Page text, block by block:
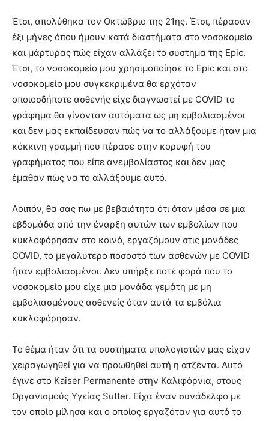
Έτσι, απολύθηκα τον Οκτώβριο της 21ης. Έτσι, πέρασαν
έξι μήνες όπου ήμουν κατά διαστήματα στο νοσοκομείο
και μάρτυρας πώς είχαν αλλάξει το σύστημα της Epic.
Έτσι, το νοσοκομείο μου χρησιμοποίησε το Epic και στο
νοσοκομείο μου συγκεκριμένα θα ερχόταν
οποιοσδήποτε ασθενής είχε διαγνωστεί με COVID το
γράφημα θα γίνονταν αυτόματα ως μη εμβολιασμένοι
και δεν μας εκπαίδευσαν πώς να το αλλάξουμε ήταν μια
κόκκινη γραμμή που πέρασε στην κορυφή του
γραφήματος που είπε ανεμβολίαστος και δεν μας
έμαθαν πώς να το αλλάξουμε αυτό.
Λοιπόν, θα σας πω με βεβαιότητα ότι όταν μέσα σε μια
εβδομάδα από την έναρξη αυτών των εμβολίων που
κυκλοφόρησαν στο κοινό, εργαζόμουν στις μονάδες
COVID, το μεγαλύτερο ποσοστό των ασθενών με COVID
ήταν εμβολιασμένοι. Δεν υπήρξε ποτέ φορά που το
νοσοκομείο μου είχε μια μονάδα γεμάτη με μη
εμβολιασμένους ασθενείς όταν αυτά τα εμβόλια
κυκλοφόρησαν.
Το θέμα ήταν ότι τα συστήματα υπολογιστών μας είχαν
χειραγωγηθεί για να προωθηθεί αυτή η ατζέντα. Αυτό
έγινε στο Kaiser Permanente στην Καλιφόρνια, στους
Οργανισμούς Υγείας Sutter. Είχα έναν συνάδελφο με
τον οποίο μίλησα και ο οποίος εργαζόταν για αυτό το